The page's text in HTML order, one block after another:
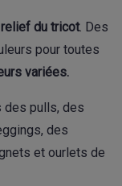
relief du tricot. Des
pour toutes
variées.
des pulls, des
des
et ourlets de